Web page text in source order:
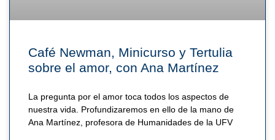
Café Newman, Minicurso y Tertulia
sobre el amor, con Ana Martínez
La pregunta por el amor toca todos los aspectos de
nuestra vida. Profundizaremos en ello de la mano de
Ana Martínez, profesora de Humanidades de la UFV